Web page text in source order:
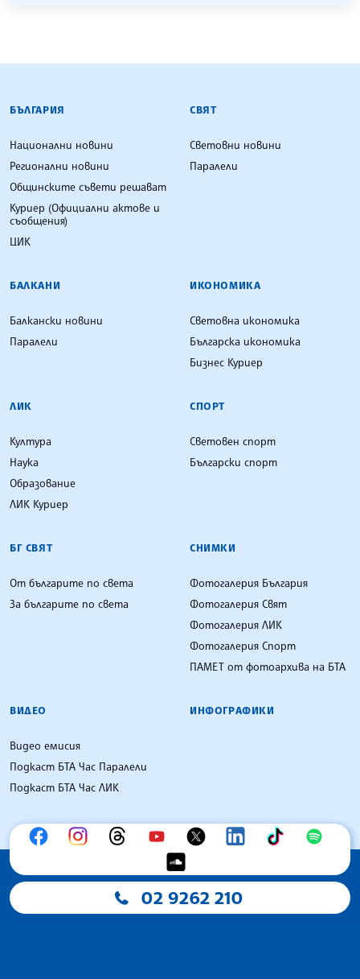
БЪЛГАРСКА ТЕЛЕГРАФНА АГЕНЦИЯ
БЪЛГАРИЯ
Национални новини
Регионални новини
Общинските съвети решават
Куриер (Официални актове и
съобщения)
ЦИК
СВЯТ
Световни новини
Паралели
БАЛКАНИ
Балкански новини
Паралели
ИКОНОМИКА
Световна икономика
Българска икономика
Бизнес Куриер
ЛИК
Култура
Наука
Образование
ЛИК Куриер
СПОРТ
Световен спорт
Български спорт
БГ СВЯТ
От българите по света
За българите по света
СНИМКИ
Фотогалерия България
Фотогалерия Свят
Фотогалерия ЛИК
Фотогалерия Спорт
ПАМЕТ от фотоархива на БТА
ВИДЕО
Видео емисия
Подкаст БТА Час Паралели
Подкаст БТА Час ЛИК
ИНФОГРАФИКИ
02 9262 210